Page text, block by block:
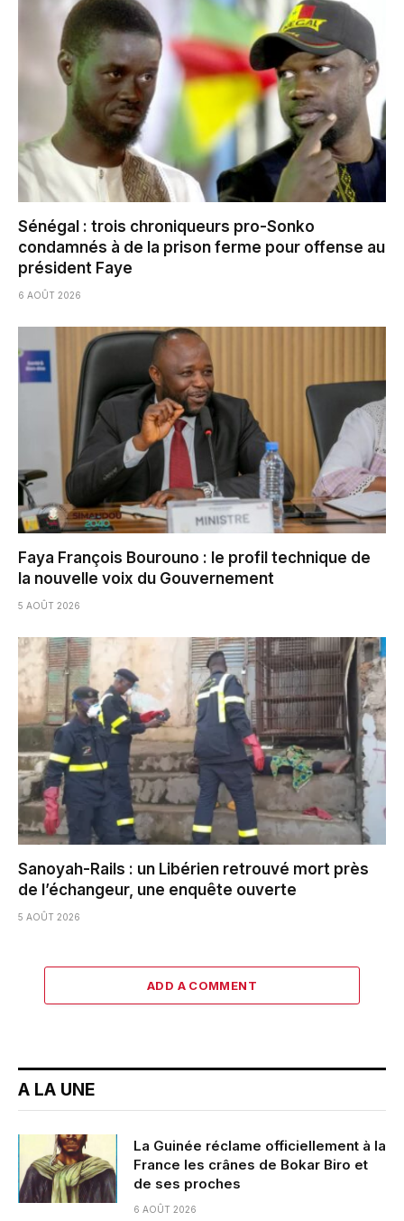
Sénégal : trois chroniqueurs pro-Sonko
condamnés à de la prison ferme pour offense au
président Faye
6 AOÛT 2026
Faya François Bourouno : le profil technique de
la nouvelle voix du Gouvernement
5 AOÛT 2026
Sanoyah-Rails : un Libérien retrouvé mort près
de l’échangeur, une enquête ouverte
5 AOÛT 2026
ADD A COMMENT
A LA UNE
La Guinée réclame officiellement à la
France les crânes de Bokar Biro et
de ses proches
6 AOÛT 2026